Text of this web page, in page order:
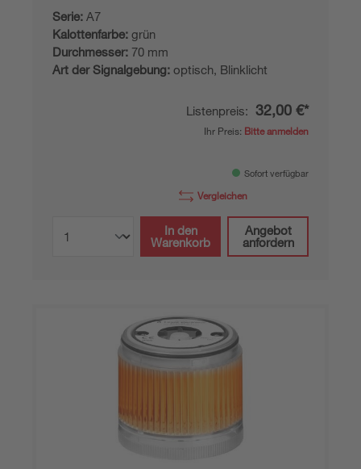
Serie: A7
Kalottenfarbe: grün
Durchmesser: 70 mm
Art der Signalgebung: optisch, Blinklicht
Listenpreis: 32,00 €*
Ihr Preis: Bitte anmelden
Sofort verfügbar
Vergleichen
In den
Warenkorb
Angebot
anfordern